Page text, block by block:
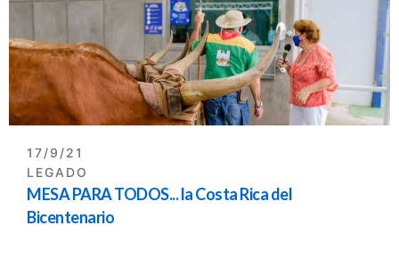
17/9/21
LEGADO
MESA PARA TODOS... la Costa Rica del
Bicentenario